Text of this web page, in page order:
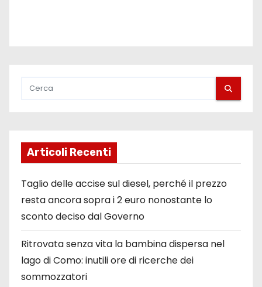
Articoli Recenti
Taglio delle accise sul diesel, perché il prezzo
resta ancora sopra i 2 euro nonostante lo
sconto deciso dal Governo
Ritrovata senza vita la bambina dispersa nel
lago di Como: inutili ore di ricerche dei
sommozzatori